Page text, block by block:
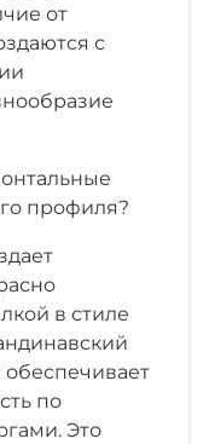
от
с
профиля?
в стиле
по
Это